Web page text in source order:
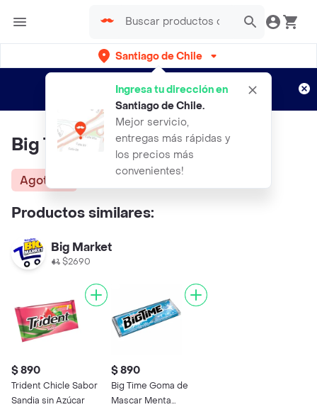
Santiago de Chile
Ingresa tu dirección en
Santiago de Chile.
Mejor servicio,
entregas más rápidas y
los precios más
convenientes!
envíos gratis por semanas
Aplican TyC
Big Time Menta 11 G
Agotado
Productos similares:
Big Market
$2690
$ 890
Trident Chicle Sabor
Sandia sin Azúcar
$ 890
Big Time Goma de
Mascar Menta